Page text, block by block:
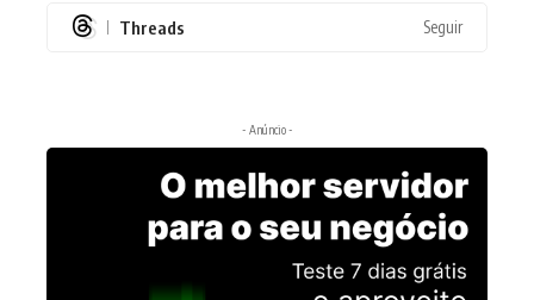
Threads Seguir
- Anúncio -